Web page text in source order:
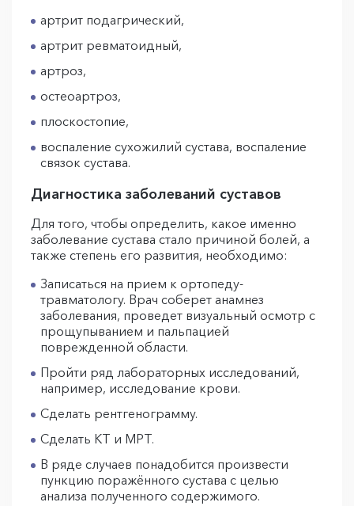
артрит подагрический,
артрит ревматоидный,
артроз,
остеоартроз,
плоскостопие,
воспаление сухожилий сустава, воспаление
связок сустава.
Диагностика заболеваний суставов
Для того, чтобы определить, какое именно
заболевание сустава стало причиной болей, а
также степень его развития, необходимо:
Записаться на прием к ортопеду-
травматологу. Врач соберет анамнез
заболевания, проведет визуальный осмотр с
прощупыванием и пальпацией
поврежденной области.
Пройти ряд лабораторных исследований,
например, исследование крови.
Сделать рентгенограмму.
Сделать КТ и МРТ.
В ряде случаев понадобится произвести
пункцию поражённого сустава с целью
анализа полученного содержимого.